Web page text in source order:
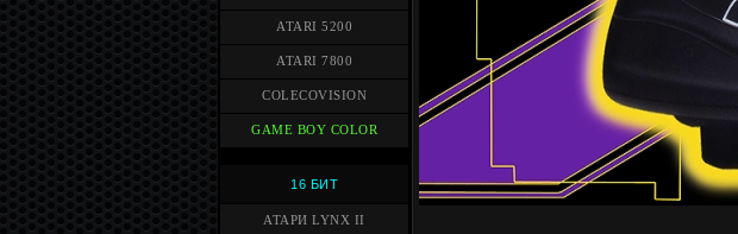
ATARI 5200
ATARI 7800
COLECOVISION
GAME BOY COLOR
16 БИТ
АТАРИ LYNX II